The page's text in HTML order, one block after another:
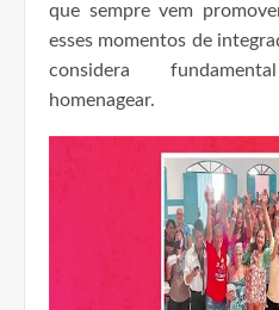
que sempre vem
esses momentos de
considera
homenagear.